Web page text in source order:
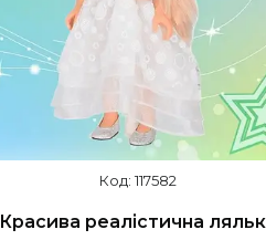
117582
Красива реалістична